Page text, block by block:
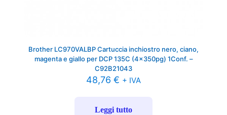
Brother LC970VALBP Cartuccia inchiostro nero, ciano,
magenta e giallo per DCP 135C (4x350pg) 1Conf. –
C92B21043
48,76 € + IVA
Leggi tutto